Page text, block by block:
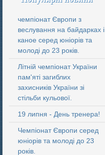
чемпіонат Європи з
веслування на байдарках і
каное серед юніорів та
молоді до 23 років.
Літній чемпіонат України
пам'яті загиблих
захисників України зі
стільби кульової.
19 липня - День тренера!
Чемпіонат Європи серед
юніорів та молоді до 23
років.